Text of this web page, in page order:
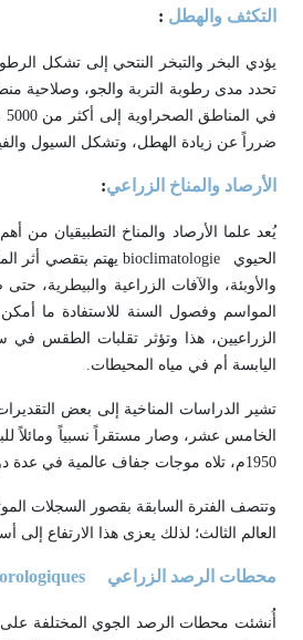
التكثف والهطل :
يؤدي البخر والتبخر النتحي إلى تشكل
ضرراً عن زيادة الهطل، وتشكل السيول
الأرصاد والمناخ الزراعي:
الحيوي
bioclimatologie يهتم بتقصي أثر
والأوبئة، والآفات الزراعية والبيطرية،
المواسم وفصول السنة للاستفادة ما
الزراعيين، هذا وتؤثر تقلبات الطقس في
اليابسة أم في مياه المحيطات.
الخامس عشر، وصار مستقراً نسبياً ومائلاً
1950م، تلاه موجات جفاف عالمية في عدة دول إفريقية جنوب الصحراء أشدها زحف التصحر لأكثر من 150 كم
العالم الثالث؛ لذلك يعزى هذا الارتفاع
محطات الرصد الزراعي
أُنشئت محطات الرصد الجوي المختلفة